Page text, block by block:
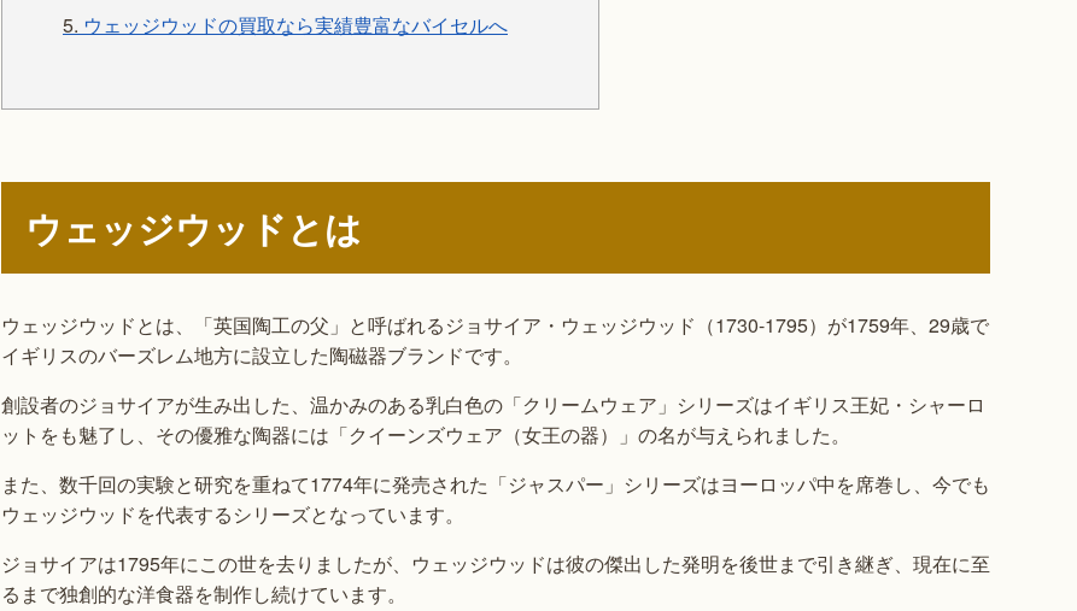
5. ウェッジウッドの買取なら実績豊富なバイセルへ
ウェッジウッドとは
ウェッジウッドとは、「英国陶工の父」と呼ばれるジョサイア・ウェッジウッド（1730-1795）が1759年、29歳で
イギリスのバーズレム地方に設立した陶磁器ブランドです。
創設者のジョサイアが生み出した、温かみのある乳白色の「クリームウェア」シリーズはイギリス王妃・シャーロ
ットをも魅了し、その優雅な陶器には「クイーンズウェア（女王の器）」の名が与えられました。
また、数千回の実験と研究を重ねて1774年に発売された「ジャスパー」シリーズはヨーロッパ中を席巻し、今でも
ウェッジウッドを代表するシリーズとなっています。
ジョサイアは1795年にこの世を去りましたが、ウェッジウッドは彼の傑出した発明を後世まで引き継ぎ、現在に至
るまで独創的な洋食器を制作し続けています。